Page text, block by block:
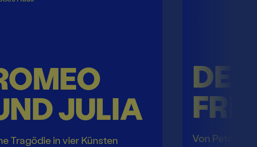
JULIA
Tragödie in vier Künsten
DER
Von Peter